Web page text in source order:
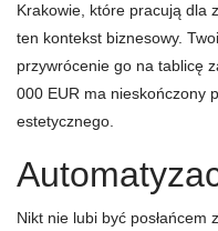
Krakowie, które pracują dla
ten kontekst biznesowy.
przywrócenie go na tablicę
000 EUR ma nieskończony
estetycznego.
Nikt nie lubi być posłańcem